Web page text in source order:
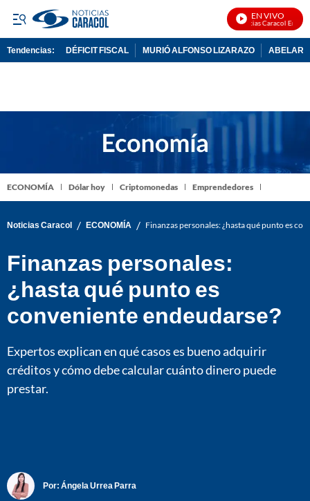
EN VIVO
Noticias Caracol En Vivo
Tendencias: DÉFICIT FISCAL MURIÓ ALFONSO LIZARAZO
ECONOMÍA Dólar hoy Criptomonedas Emprendedores
Noticias Caracol / ECONOMÍA / Finanzas personales: ¿hasta qué punto es
Finanzas personales:
¿hasta qué punto es
conveniente endeudarse?
Expertos explican en qué casos es bueno adquirir
créditos y cómo debe calcular cuánto dinero puede
prestar.
Por: Ángela Urrea Parra